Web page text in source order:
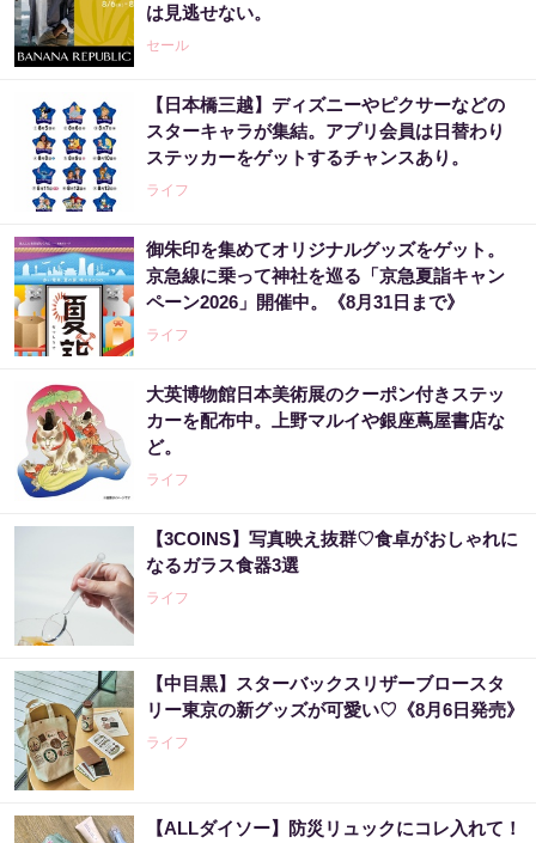
は見逃せない。
セール
【日本橋三越】ディズニーやピクサーなどの
スターキャラが集結。アプリ会員は日替わり
ステッカーをゲットするチャンスあり。
ライフ
御朱印を集めてオリジナルグッズをゲット。
京急線に乗って神社を巡る「京急夏詣キャン
ペーン2026」開催中。《8月31日まで》
ライフ
大英博物館日本美術展のクーポン付きステッ
カーを配布中。上野マルイや銀座蔦屋書店な
ど。
ライフ
【3COINS】写真映え抜群♡食卓がおしゃれに
なるガラス食器3選
ライフ
【中目黒】スターバックスリザーブロースタ
リー東京の新グッズが可愛い♡《8月6日発売》
ライフ
【ALLダイソー】防災リュックにコレ入れて！